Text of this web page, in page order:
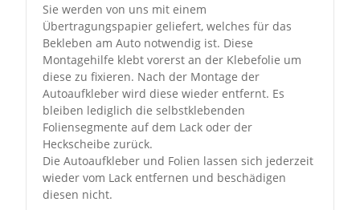
Sie werden von uns mit einem
Übertragungspapier geliefert, welches für das
Bekleben am Auto notwendig ist. Diese
Montagehilfe klebt vorerst an der Klebefolie um
diese zu fixieren. Nach der Montage der
Autoaufkleber wird diese wieder entfernt. Es
bleiben lediglich die selbstklebenden
Foliensegmente auf dem Lack oder der
Heckscheibe zurück.
Die Autoaufkleber und Folien lassen sich jederzeit
wieder vom Lack entfernen und beschädigen
diesen nicht.